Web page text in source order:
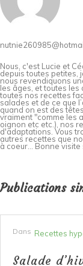
Nous, c'est Lucie et
depuis toutes petites,
nous revendiquons
les âges, et toutes les
toutes nos recettes
salades et de ce que
quand on est des
vraiment "comme les
oignon etc etc.), nos
d'adaptations. Vous
autres recettes que
à coeur... Bonne visite
Publications
Dans Recettes
Salade